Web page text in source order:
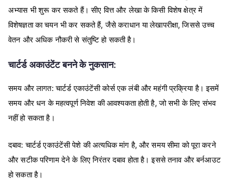
अभ्यास भी शुरू कर सकते हैं। सीए वित्त और लेखा के किसी विशेष क्षेत्र में
विशेषज्ञता का चयन भी कर सकते हैं,जैसे कराधान या लेखापरीक्षा,जिससे उच्च
वेतन और अधिक नौकरी से संतुष्टि हो सकती है।
चार्टर्ड अकाउंटेंट बनने के नुकसान:
समय और लागत:चार्टर्ड एकाउंटेंसी कोर्स एक लंबी और महंगी प्रक्रिया है। इसमें
समय और धन के महत्वपूर्ण निवेश की आवश्यकता होती है,जो सभी के लिए संभव
नहीं हो सकता है।
दबाव:चार्टर्ड एकाउंटेंसी पेशे की अत्यधिक मांग है, और समय सीमा को पूरा करने
और सटीक परिणाम देने के लिए निरंतर दबाव होता है। इससे तनाव और बर्नआउट
हो सकता है।